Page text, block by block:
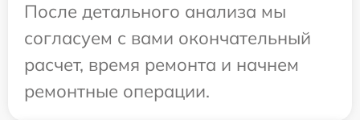
После детального анализа мы
согласуем с вами окончательный
расчет, время ремонта и начнем
ремонтные операции.